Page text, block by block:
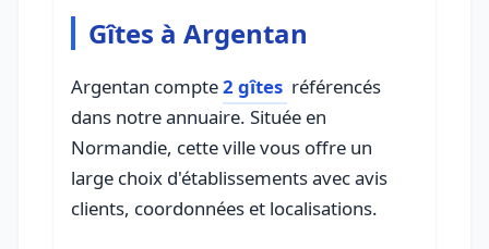
Gîtes à Argentan
Argentan compte2 gîtes référencés
dans notre annuaire. Située en
Normandie, cette ville vous offre un
large choix d'établissements avec avis
clients, coordonnées et localisations.